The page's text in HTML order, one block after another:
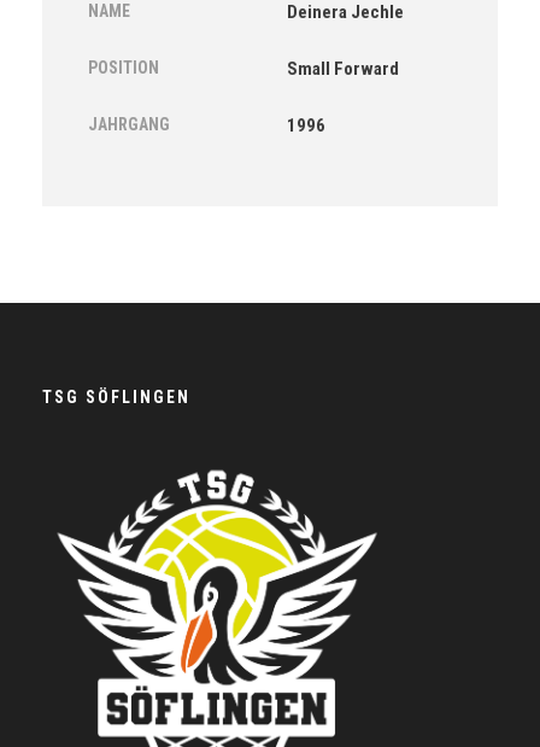
NAME Deinera Jechle
POSITION Small Forward
JAHRGANG 1996
TSG SÖFLINGEN